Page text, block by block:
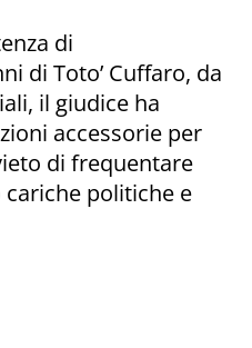
di
di Toto’ Cuffaro, da
il giudice ha
accessorie per
di frequentare
politiche e